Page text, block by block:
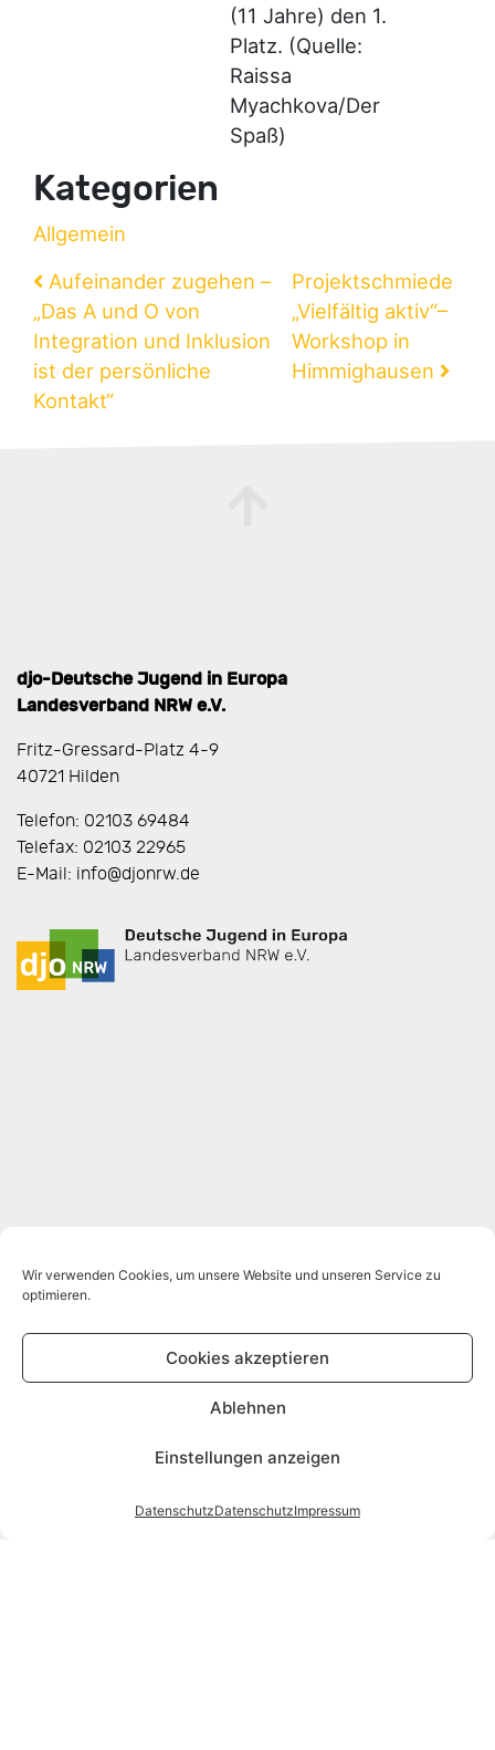
Wir verwenden Cookies, um unsere Website und unseren Service zu
optimieren.
Cookies akzeptieren
Ablehnen
Einstellungen anzeigen
DatenschutzDatenschutzImpressum
(11 Jahre) den 1.
Platz. (Quelle:
Raissa
Myachkova/Der
Spaß)
Kategorien
Allgemein
Beitragsnavigation
Aufeinander zugehen –
„Das A und O von
Integration und Inklusion
ist der persönliche
Kontakt“
Projektschmiede
„Vielfältig aktiv“–
Workshop in
Himmighausen
djo-Deutsche Jugend in Europa
Landesverband NRW e.V.
Fritz-Gressard-Platz 4-9
40721 Hilden
Telefon: 02103 69484
Telefax: 02103 22965
E-Mail: info@djonrw.de